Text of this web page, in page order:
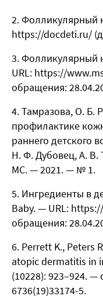
Фолликулярный
https://docdeti.ru/
Фолликулярный
URL: https://
обращения:
Тамразова, О. Б.
профилактике
раннего детского
Н. Ф. Дубовец, А. В.
МС. — 2021. — № 1.
Ингредиенты в
Baby. — URL:
обращения:
Perrett K., Peters
atopic dermatitis in
(10228): 923–924. —
6736(19)33174-5.